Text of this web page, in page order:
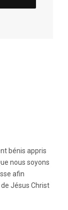
bénis appris
nous soyons
afin
Jésus Christ